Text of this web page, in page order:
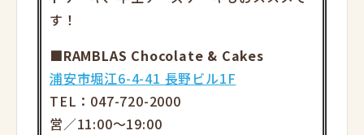
す！
■RAMBLAS Chocolate & Cakes
浦安市堀江6-4-41 長野ビル1F
TEL：047-720-2000
営／11:00～19:00